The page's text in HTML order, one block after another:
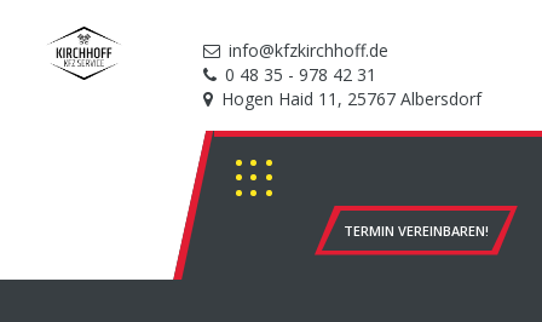
info@kfzkirchhoff.de
0 48 35 - 978 42 31
Hogen Haid 11, 25767 Albersdorf
TERMIN VEREINBAREN!